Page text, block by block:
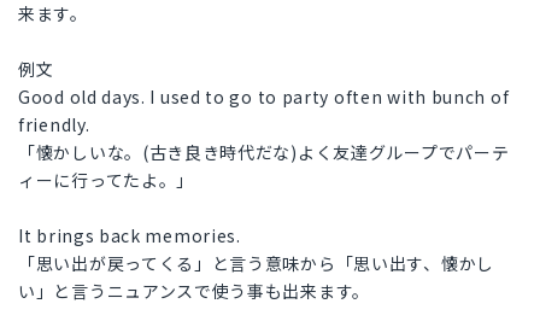
来ます。
例文
Good old days. I used to go to party often with bunch of
friendly.
「懐かしいな。(古き良き時代だな)よく友達グループでパーテ
ィーに行ってたよ。」
It brings back memories.
「思い出が戻ってくる」と言う意味から「思い出す、懐かし
い」と言うニュアンスで使う事も出来ます。